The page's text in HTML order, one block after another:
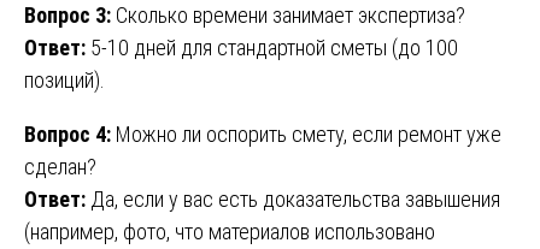
Вопрос 3: Сколько времени занимает экспертиза?
Ответ: 5-10 дней для стандартной сметы (до 100
позиций).
Вопрос 4: Можно ли оспорить смету, если ремонт уже
сделан?
Ответ: Да, если у вас есть доказательства завышения
(например, фото, что материалов использовано